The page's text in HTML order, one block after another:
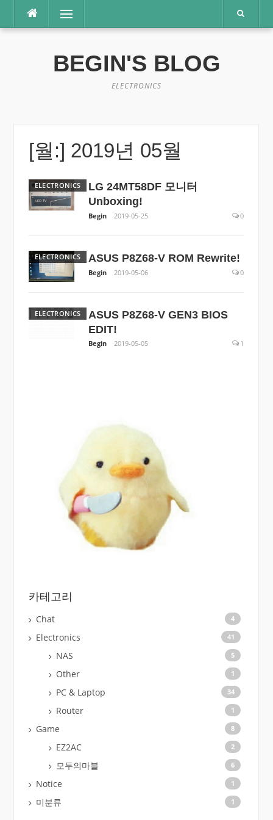
츠
메뉴
BEGIN'S BLOG
ELECTRONICS
[월:] 2019년 05월
ELECTRONICS
LG 24MT58DF 모니터
Unboxing!
Begin 2019-05-25 0
ELECTRONICS ASUS P8Z68-V ROM Rewrite!
Begin 2019-05-06 0
ELECTRONICS
ASUS P8Z68-V GEN3 BIOS
EDIT!
Begin 2019-05-05 1
카테고리
Chat 4
Electronics 41
NAS 5
Other 1
PC & Laptop 34
Router 1
Game 8
EZ2AC 2
모두의마블 6
Notice 1
미분류 1